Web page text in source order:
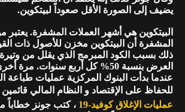
يضيف إلى الصورة الأقل صعوداً لبيتكوين.
البيتكوين هي أشهر العملات المشفرة. يعتبر
المشفرة أن البيتكوين مخزن للأصول ذات
ذلك بسبب الكود المبرمج الذي يقلل من
عندما بدأت البنوك المركزية عمليات طباعة
للحفاظ على الإقتصاد و النظام المالي
عمليات الإغلاق كوفيد-19
، كتب جونز خطاباً